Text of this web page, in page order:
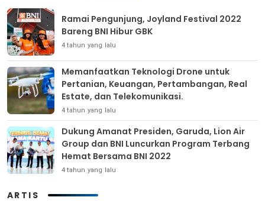
Ramai Pengunjung, Joyland Festival 2022
Bareng BNI Hibur GBK
4 tahun yang lalu
Memanfaatkan Teknologi Drone untuk
Pertanian, Keuangan, Pertambangan, Real
Estate, dan Telekomunikasi.
4 tahun yang lalu
Dukung Amanat Presiden, Garuda, Lion Air
Group dan BNI Luncurkan Program Terbang
Hemat Bersama BNI 2022
4 tahun yang lalu
ARTIS